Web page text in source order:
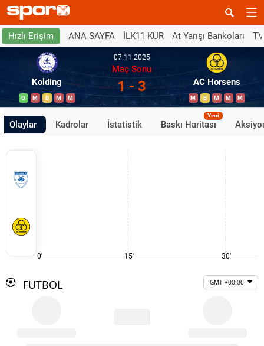
Hızlı Erişim ANA SAYFA İLK11 KUR At Yarışı Bankoları
Kolding
G M B M M
07.11.2025
Maç Sonu
1 - 3 AC Horsens
M B M M M
Olaylar Kadrolar İstatistik Baskı Haritası
Yeni
0' 15' 30'
FUTBOL GMT +00:00